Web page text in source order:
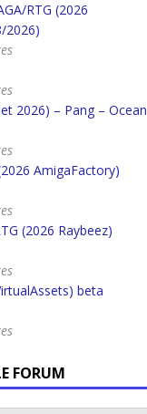
RTG (2026
2026)
2026) – Pang – Ocean
AmigaFactory)
(2026 Raybeez)
beta
FORUM